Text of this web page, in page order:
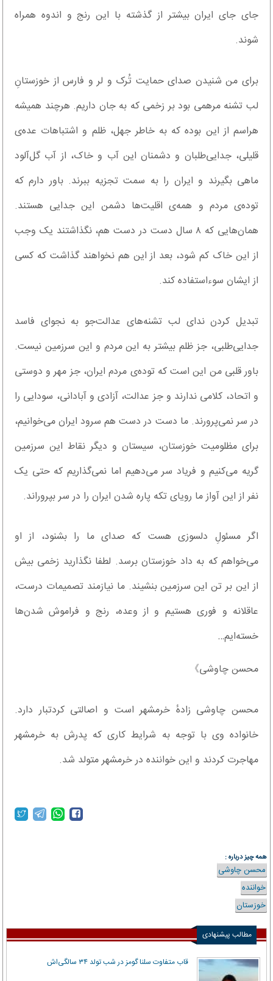
جای جای ایران بیشتر از گذشته با این رنج و اندوه همراه
شوند.
برای من شنیدن صدای حمایت تُرک و لر و فارس از خوزستانِ
لب تشنه مرهمی بود بر زخمی که به جان داریم. هرچند همیشه
هراسم از این بوده که به خاطر جهل، ظلم و اشتباهات عده‌ی
قلیلی، جدایی‌طلبان و دشمنان این آب و خاک، از آب گل‌آلود
ماهی بگیرند و ایران را به سمت تجزیه ببرند. باور دارم که
توده‌ی مردم و همه‌ی اقلیت‌ها دشمن این جدایی هستند.
همان‌هایی که ۸ سال دست در دست هم، نگذاشتند یک وجب
از این خاک کم شود، بعد از این هم نخواهند گذاشت که کسی
از ایشان سوءاستفاده کند.
تبدیل کردن ندای لب تشنه‌های عدالت‌جو به نجوای فاسد
جدایی‌طلبی، جز ظلم بیشتر به این مردم و این سرزمین نیست.
باور قلبی من این است که توده‌ی مردم ایران، جز مهر و دوستی
و اتحاد، کلامی ندارند و جز عدالت، آزادی و آبادانی، سودایی را
در سر نمی‌پرورند. ما دست در دست هم سرود ایران می‌خوانیم،
برای مظلومیت خوزستان، سیستان و دیگر نقاط این سرزمین
گریه می‌کنیم و فریاد سر می‌دهیم اما نمی‌گذاریم که حتی یک
نفر از این آواز ما رویای تکه پاره شدن ایران را در سر بپروراند.
اگر مسئولِ دلسوزی هست که صدای ما را بشنود، از او
می‌خواهم که به داد خوزستان برسد. لطفا نگذارید زخمی بیش
از این بر تن این سرزمین بنشیند. ما نیازمند تصمیمات درست،
عاقلانه و فوری هستیم و از وعده، رنج و فراموش شدن‌ها
خسته‌ایم…
محسن چاوشی》
محسن چاوشی زادهٔ خرمشهر است و اصالتی کردتبار دارد.
خانواده وی با توجه به شرایط کاری که پدرش به خرمشهر
مهاجرت کردند و این خواننده در خرمشهر متولد شد.
همه چیز درباره :
محسن چاوشی
خواننده
خوزستان
مطالب پیشنهادی
قاب متفاوت سلنا گومز در شب تولد ۳۴ سالگی‌اش